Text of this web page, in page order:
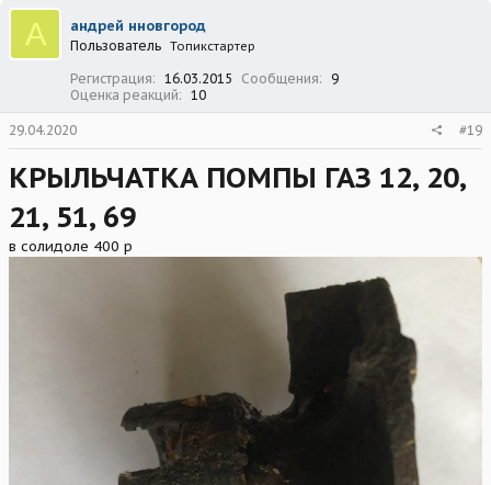
А андрей нновгород
Пользователь Топикстартер
Регистрация 16.03.2015 Сообщения
9
Оценка реакций
10
29.04.2020 #19
КРЫЛЬЧАТКА ПОМПЫ ГАЗ 12, 20,
21, 51, 69
в солидоле 400 р